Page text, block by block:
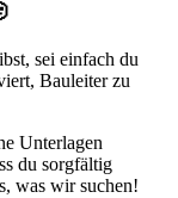
sei einfach du
Bauleiter zu
Unterlagen
du sorgfältig
was wir suchen!